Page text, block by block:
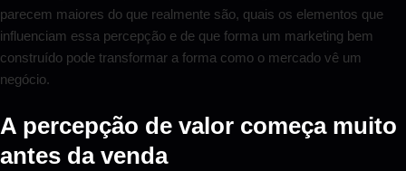
parecem maiores do que realmente são, quais os elementos que
influenciam essa percepção e de que forma um marketing bem
construído pode transformar a forma como o mercado vê um
negócio.
A percepção de valor começa muito
antes da venda